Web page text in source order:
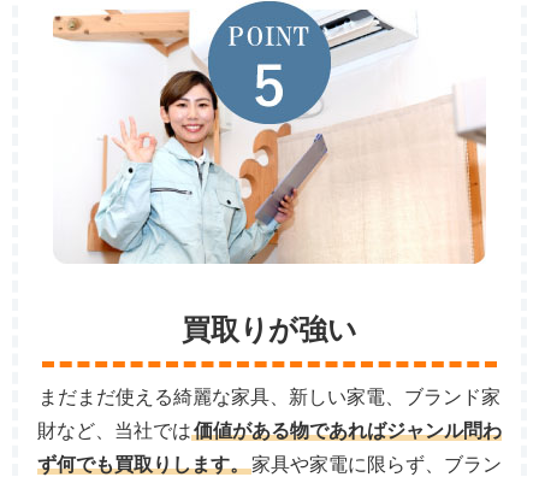
買取りが強い
まだまだ使える綺麗な家具、新しい家電、ブランド家
財など、当社では価値がある物であればジャンル問わ
ず何でも買取りします。家具や家電に限らず、ブラン